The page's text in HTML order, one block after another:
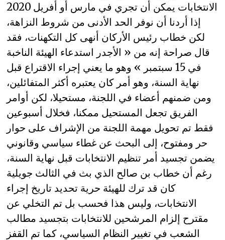
الانتخابات يمكن أن تجري في مارس أو أفريل 2020
إذا أردنا أن نوفر الحد الأدنى من شروط النزاهة،
لكن خطاب رئيس الأركان أنهى كل التكهنات، فقد
قال صراحة إنه من « الأجدر استدعاء الهيئة الناخبة
في 15 سبتمبر » وهو ما يعني إجراء الاقتراع قبل
نهاية السنة، وهو أمر كان يعتبره أكثر المتفائلين،
ومن ضمنهم أعضاء في اللجنة، مستحيلا، لكن أوامر
الفريق تجعل المستحيل ممكنا، فخلال أسبوعين
فقط تم تحويل مهمة اللجنة من الإشراف على حوار
حر ومفتوح، إلى البحث عن غطاء سياسي وقانوني
يضمن تجسيد أمر تنظيم الانتخابات قبل نهاية السنة،
رغم أن خطاب بن صالح الذي بث في الثالث جويلية
كان قد ترك للهيئة حرية تحديد تاريخ إجراء
الانتخابات، وليس هذا فحسب بل تم التخلي عن
مقترح إلزام المرشحين للانتخابات بتجسيد مطالب
الشعب في تغيير النظام السياسي، كما تم القفز